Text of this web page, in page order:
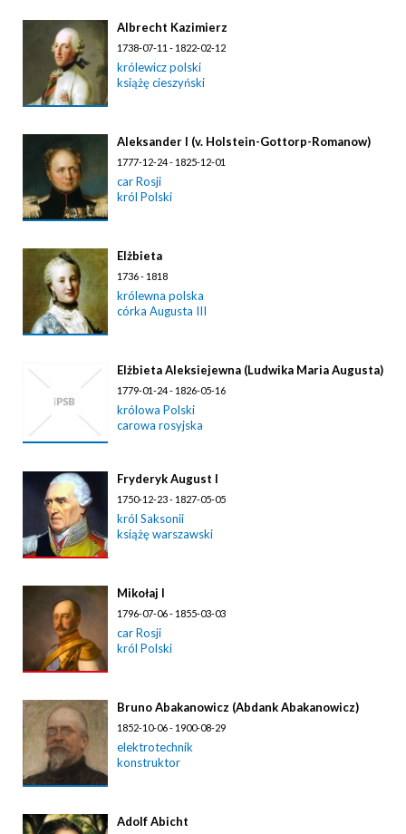
Albrecht Kazimierz
1738-07-11 - 1822-02-12
królewicz polski
książę cieszyński
Aleksander I (v. Holstein-Gottorp-Romanow)
1777-12-24 - 1825-12-01
car Rosji
król Polski
Elżbieta
1736 - 1818
królewna polska
córka Augusta III
Elżbieta Aleksiejewna (Ludwika Maria Augusta)
1779-01-24 - 1826-05-16
królowa Polski
carowa rosyjska
Fryderyk August I
1750-12-23 - 1827-05-05
król Saksonii
książę warszawski
Mikołaj I
1796-07-06 - 1855-03-03
car Rosji
król Polski
Bruno Abakanowicz (Abdank Abakanowicz)
1852-10-06 - 1900-08-29
elektrotechnik
konstruktor
Adolf Abicht